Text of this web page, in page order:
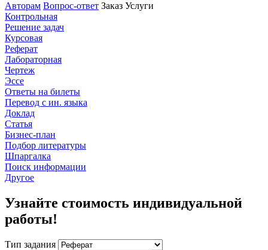
Авторам Вопрос-ответ Заказ Услуги
Контрольная
Решение задач
Курсовая
Реферат
Лабораторная
Чертеж
Эссе
Ответы на билеты
Перевод с ин. языка
Доклад
Статья
Бизнес-план
Подбор литературы
Шпаргалка
Поиск информации
Другое
Узнайте стоимость индивидуальной
работы!
Тип задания